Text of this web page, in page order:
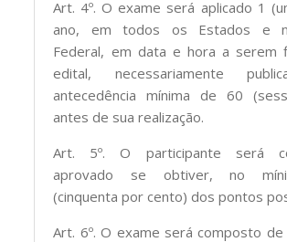
Art. 4º. O exame será aplicado 1
ano, em todos os Estados e
Federal, em data e hora a serem
edital, necessariamente
antecedência mínima de 60
antes de sua realização.
Art. 5º. O participante será
aprovado se obtiver, no
(cinquenta por cento) dos pontos
Art. 6º. O exame será composto